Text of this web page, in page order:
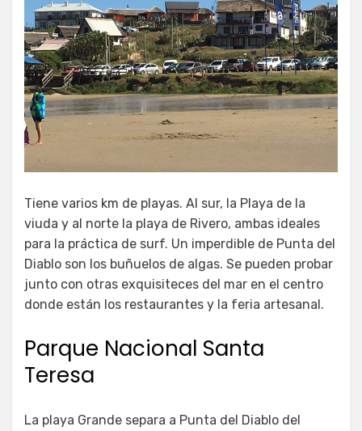
Tiene varios km de playas. Al sur, la Playa de la
viuda y al norte la playa de Rivero, ambas ideales
para la práctica de surf. Un imperdible de Punta del
Diablo son los buñuelos de algas. Se pueden probar
junto con otras exquisiteces del mar en el centro
donde están los restaurantes y la feria artesanal.
Parque Nacional Santa
Teresa
La playa Grande separa a Punta del Diablo del